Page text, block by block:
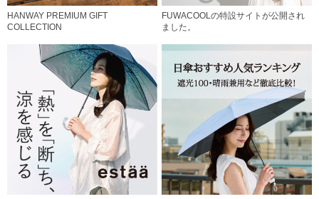
HANWAY PREMIUM GIFT
COLLECTION
FUWACOOLの特設サイトが公開され
ました。